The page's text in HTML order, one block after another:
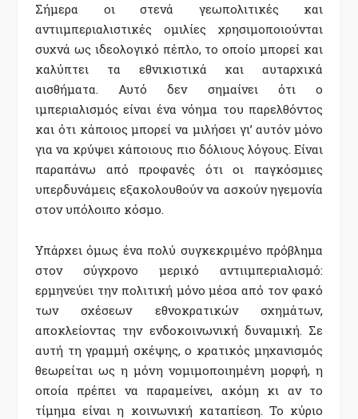
Σήμερα οι στενά γεωπολιτικές και
αντιιμπεριαλιστικές ομιλίες χρησιμοποιούνται
συχνά ως ιδεολογικό πέπλο, το οποίο μπορεί και
καλύπτει τα εθνικιστικά και αυταρχικά
αισθήματα. Αυτό δεν σημαίνει ότι ο
ιμπεριαλισμός είναι ένα νόημα του παρελθόντος
και ότι κάποιος μπορεί να μιλήσει γι’ αυτόν μόνο
για να κρύψει κάποιους πιο δόλιους λόγους. Είναι
παραπάνω από προφανές ότι οι παγκόσμιες
υπερδυνάμεις εξακολουθούν να ασκούν ηγεμονία
στον υπόλοιπο κόσμο.
Υπάρχει όμως ένα πολύ συγκεκριμένο πρόβλημα
στον σύγχρονο μερικό αντιιμπεριαλισμό:
ερμηνεύει την πολιτική μόνο μέσα από τον φακό
των σχέσεων εθνοκρατικών σχημάτων,
αποκλείοντας την ενδοκοινωνική δυναμική. Σε
αυτή τη γραμμή σκέψης, ο κρατικός μηχανισμός
θεωρείται ως η μόνη νομιμοποιημένη μορφή, η
οποία πρέπει να παραμείνει, ακόμη κι αν το
τίμημα είναι η κοινωνική καταπίεση. Το κύριο